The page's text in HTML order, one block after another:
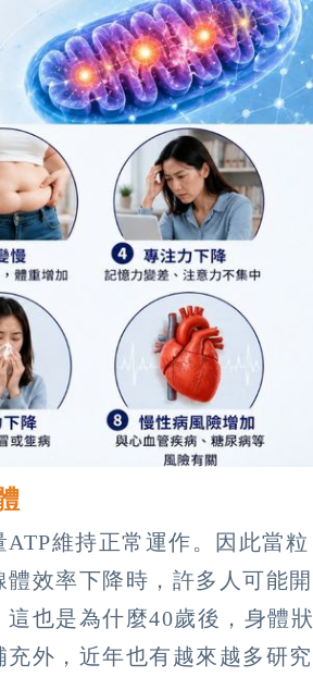
維持正常運作。因此當粒
效率下降時，許多人可能開
也是為什麼40歲後，身體狀
外，近年也有越來越多研究